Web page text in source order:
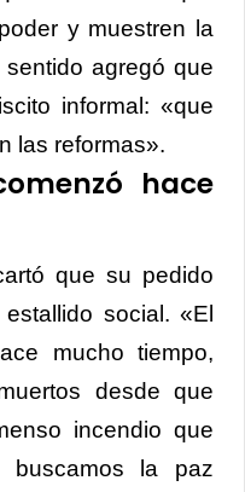
y muestren la
agregó que
informal: «que
las reformas».
hace
que su pedido
social. «El
mucho tiempo,
desde que
incendio que
buscamos la paz